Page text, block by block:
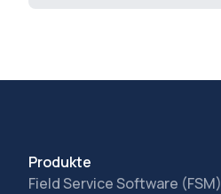
Produkte
Field Service Software (FSM)